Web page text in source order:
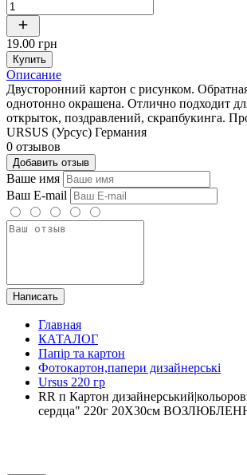
19.00 грн
Купить
Описание
Двусторонний картон с рисунком.
однотонно окрашена. Отлично подходит
открыток, поздравлений, скрапбукинга.
URSUS (Урсус) Германия
0 отзывов
Добавить отзыв
Ваше имя
Ваш E-mail
Написать
Главная
КАТАЛОГ
Папір та картон
Фотокартон,папери дизайнерські
Ursus 220 гр
RR п Картон
сердца" 220г 20Х30см